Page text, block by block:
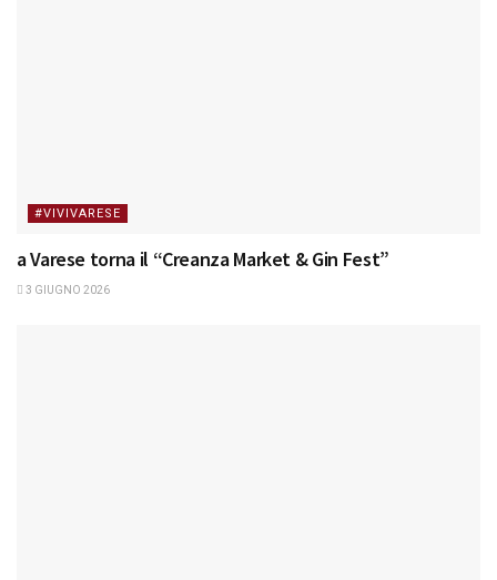
#VIVIVARESE
a Varese torna il “Creanza Market & Gin Fest”
3 GIUGNO 2026